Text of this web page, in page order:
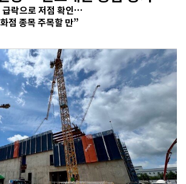
”
급락으로 저점 확인…
점 종목 주목할 만”